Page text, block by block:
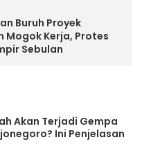
Buruh Proyek
Mogok Kerja, Protes
Sebulan
Akan Terjadi Gempa
Ini Penjelasan